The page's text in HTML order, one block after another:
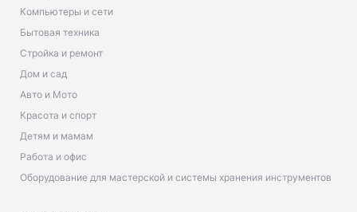
Компьютеры и сети
Бытовая техника
Стройка и ремонт
Дом и сад
Авто и Мото
Красота и спорт
Детям и мамам
Работа и офис
Оборудование для мастерской и системы хранения инструментов